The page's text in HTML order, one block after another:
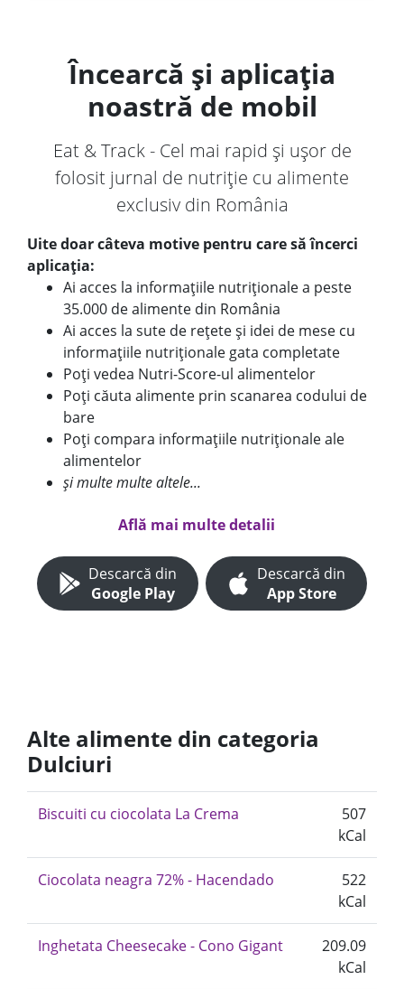
Încearcă și aplicația
noastră de mobil
Eat & Track - Cel mai rapid și ușor de
folosit jurnal de nutriție cu alimente
exclusiv din România
Uite doar câteva motive pentru care să încerci
aplicația:
Ai acces la informațiile nutriționale a peste
35.000 de alimente din România
Ai acces la sute de rețete și idei de mese cu
informațiile nutriționale gata completate
Poți vedea Nutri-Score-ul alimentelor
Poți căuta alimente prin scanarea codului de
bare
Poți compara informațiile nutriționale ale
alimentelor
și multe multe altele...
Află mai multe detalii
Descarcă din
Google Play
Descarcă din
App Store
Alte alimente din categoria
Dulciuri
Biscuiti cu ciocolata La Crema
507
kCal
Ciocolata neagra 72% - Hacendado
522
kCal
Inghetata Cheesecake - Cono Gigant
209.09
kCal